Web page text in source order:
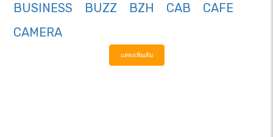
BUSINESS
BUZZ BZH CAB
CAFE
CAMERA
แสดงเพิ่มเติม